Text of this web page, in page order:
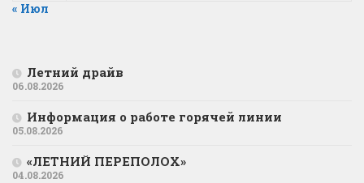
« Июл
Летний драйв
06.08.2026
Информация о работе горячей линии
05.08.2026
«ЛЕТНИЙ ПЕРЕПОЛОХ»
04.08.2026